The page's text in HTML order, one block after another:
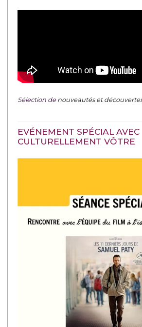
Sélection denouveautés et
EVÉNEMENT SPÉCIAL AVEC
CULTURELLEMENT VÔTRE